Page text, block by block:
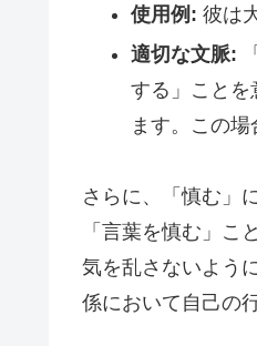
使用例: 彼は
適切な文脈:
する」ことを
ます。この
さらに、「慎む」
「言葉を慎む」
気を乱さないよう
係において自己の